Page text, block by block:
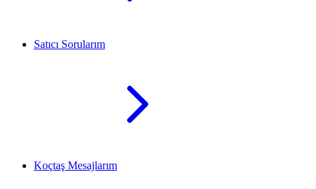
Satıcı Sorularım
Koçtaş Mesajlarım